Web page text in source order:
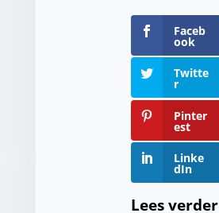
Faceb
ook
Twitte
r
Pinter
est
Linke
dIn
Lees verder